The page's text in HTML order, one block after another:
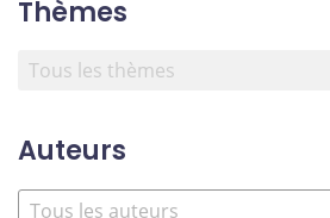
Thèmes
Auteurs